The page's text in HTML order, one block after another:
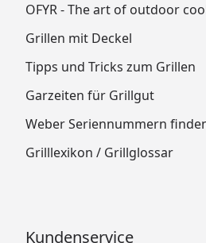
OFYR - The art of outdoor
Grillen mit Deckel
Tipps und Tricks zum Grillen
Garzeiten für Grillgut
Weber Seriennummern
Grilllexikon / Grillglossar
Kundenservice